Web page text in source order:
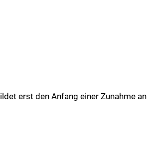
erst den Anfang einer Zunahme an